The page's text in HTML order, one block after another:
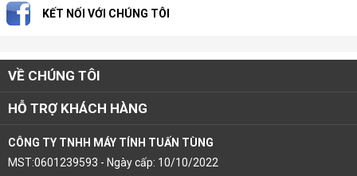
KẾT NỐI VỚI CHÚNG TÔI
VỀ CHÚNG TÔI
HỖ TRỢ KHÁCH HÀNG
CÔNG TY TNHH MÁY TÍNH TUẤN TÙNG
MST:0601239593 - Ngày cấp: 10/10/2022